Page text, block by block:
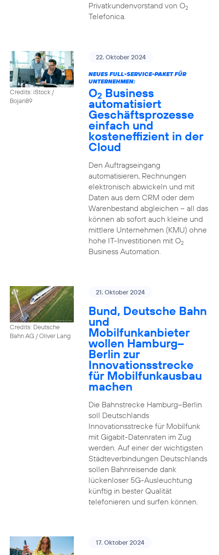
Privatkundenvorstand von O2
Telefonica.
Credits: iStock /
Bojan89
22. Oktober 2024
NEUES FULL-SERVICE-PAKET FÜR
UNTERNEHMEN:
O2 Business
automatisiert
Geschäftsprozesse
einfach und
kosteneffizient in der
Cloud
Den Auftragseingang
automatisieren, Rechnungen
elektronisch abwickeln und mit
Daten aus dem CRM oder dem
Warenbestand abgleichen – all das
können ab sofort auch kleine und
mittlere Unternehmen (KMU) ohne
hohe IT-Investitionen mit O2
Business Automation.
Credits: Deutsche
Bahn AG / Oliver Lang
21. Oktober 2024
Bund, Deutsche Bahn
und
Mobilfunkanbieter
wollen Hamburg–
Berlin zur
Innovationsstrecke
für Mobilfunkausbau
machen
Die Bahnstrecke Hamburg–Berlin
soll Deutschlands
Innovationsstrecke für Mobilfunk
mit Gigabit-Datenraten im Zug
werden. Auf einer der wichtigsten
Städteverbindungen Deutschlands
sollen Bahnreisende dank
lückenloser 5G-Ausleuchtung
künftig in bester Qualität
telefonieren und surfen können.
17. Oktober 2024